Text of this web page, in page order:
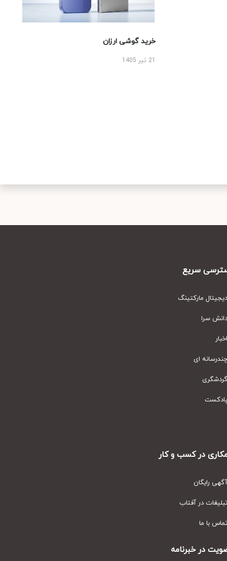
خرید گوشی ارزان
سریع
مارکتینگ
سرا
ای
در کسب و کار
رایگان
در آفتاب
با ما
در خبرنامه